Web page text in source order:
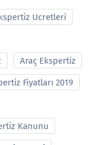
Ucretleri
Araç Ekspertiz
Fiyatları 2019
Kanunu